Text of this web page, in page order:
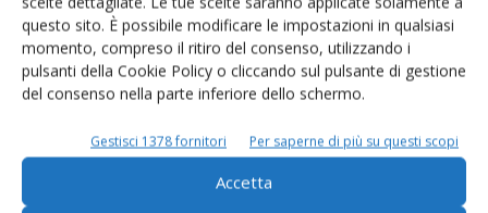
questo sito. È possibile modificare le impostazioni in qualsiasi
momento, compreso il ritiro del consenso, utilizzando i
pulsanti della Cookie Policy o cliccando sul pulsante di gestione
del consenso nella parte inferiore dello schermo.
Gestisci 1378 fornitori Per saperne di più su questi scopi
Accetta
invece in uno studio a lungo termine, una riduzione della
crescita pari al 37%, con un minor consumo di sostanza
secca mediamente pari al 6%.
L’importanza dell’ambiente e delle condizioni ambientali
emerge chiaramente se si considera quanto siano efficaci
gli approcci mirati a ridurre lo stress da caldo anche se tali